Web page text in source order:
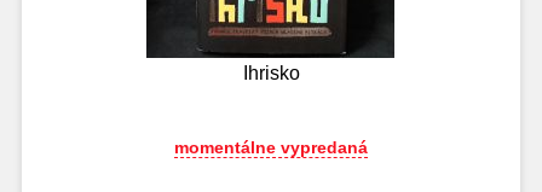
Ihrisko
momentálne vypredaná